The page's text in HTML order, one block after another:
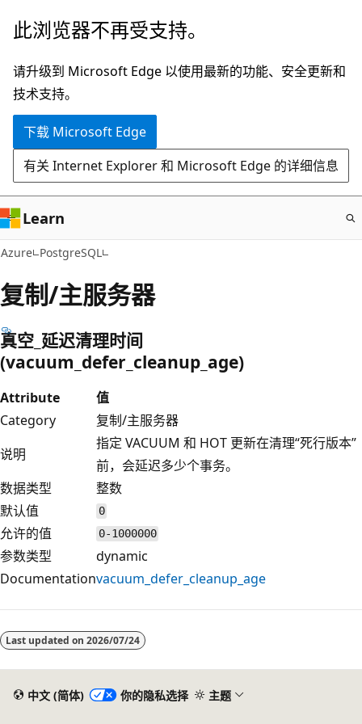
跳
主
要
内
此浏览器不再受支持。
请升级到 Microsoft Edge 以使用最新的功能、安全更新和
技术支持。
下载 Microsoft Edge
有关 Internet Explorer 和 Microsoft Edge 的详细信息
Learn
Azure PostgreSQL
复制/主服务器
真空_延迟清理时间
(vacuum_defer_cleanup_age)
Attribute
值
Category
复制/主服务器
说明
指定 VACUUM 和 HOT 更新在清理“死行版本”
前，会延迟多少个事务。
数据类型
整数
默认值
0
允许的值 0-1000000
参数类型
dynamic
Documentationvacuum_defer_cleanup_age
模
式
Last updated on 2026/07/24
中文 (简体) 你的隐私选择 主题